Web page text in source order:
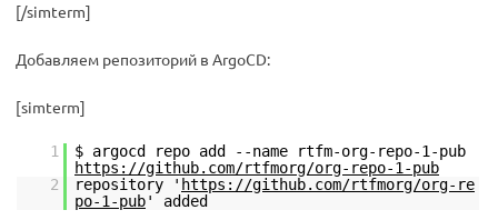
[/simterm]
Добавляем репозиторий в ArgoCD:
[simterm]
1
$ argocd repo add --name rtfm-org-repo-1-pub
https://github.com/rtfmorg/org-repo-1-pub
2
repository ' https://github.com/rtfmorg/org-re
po-1-pub' added